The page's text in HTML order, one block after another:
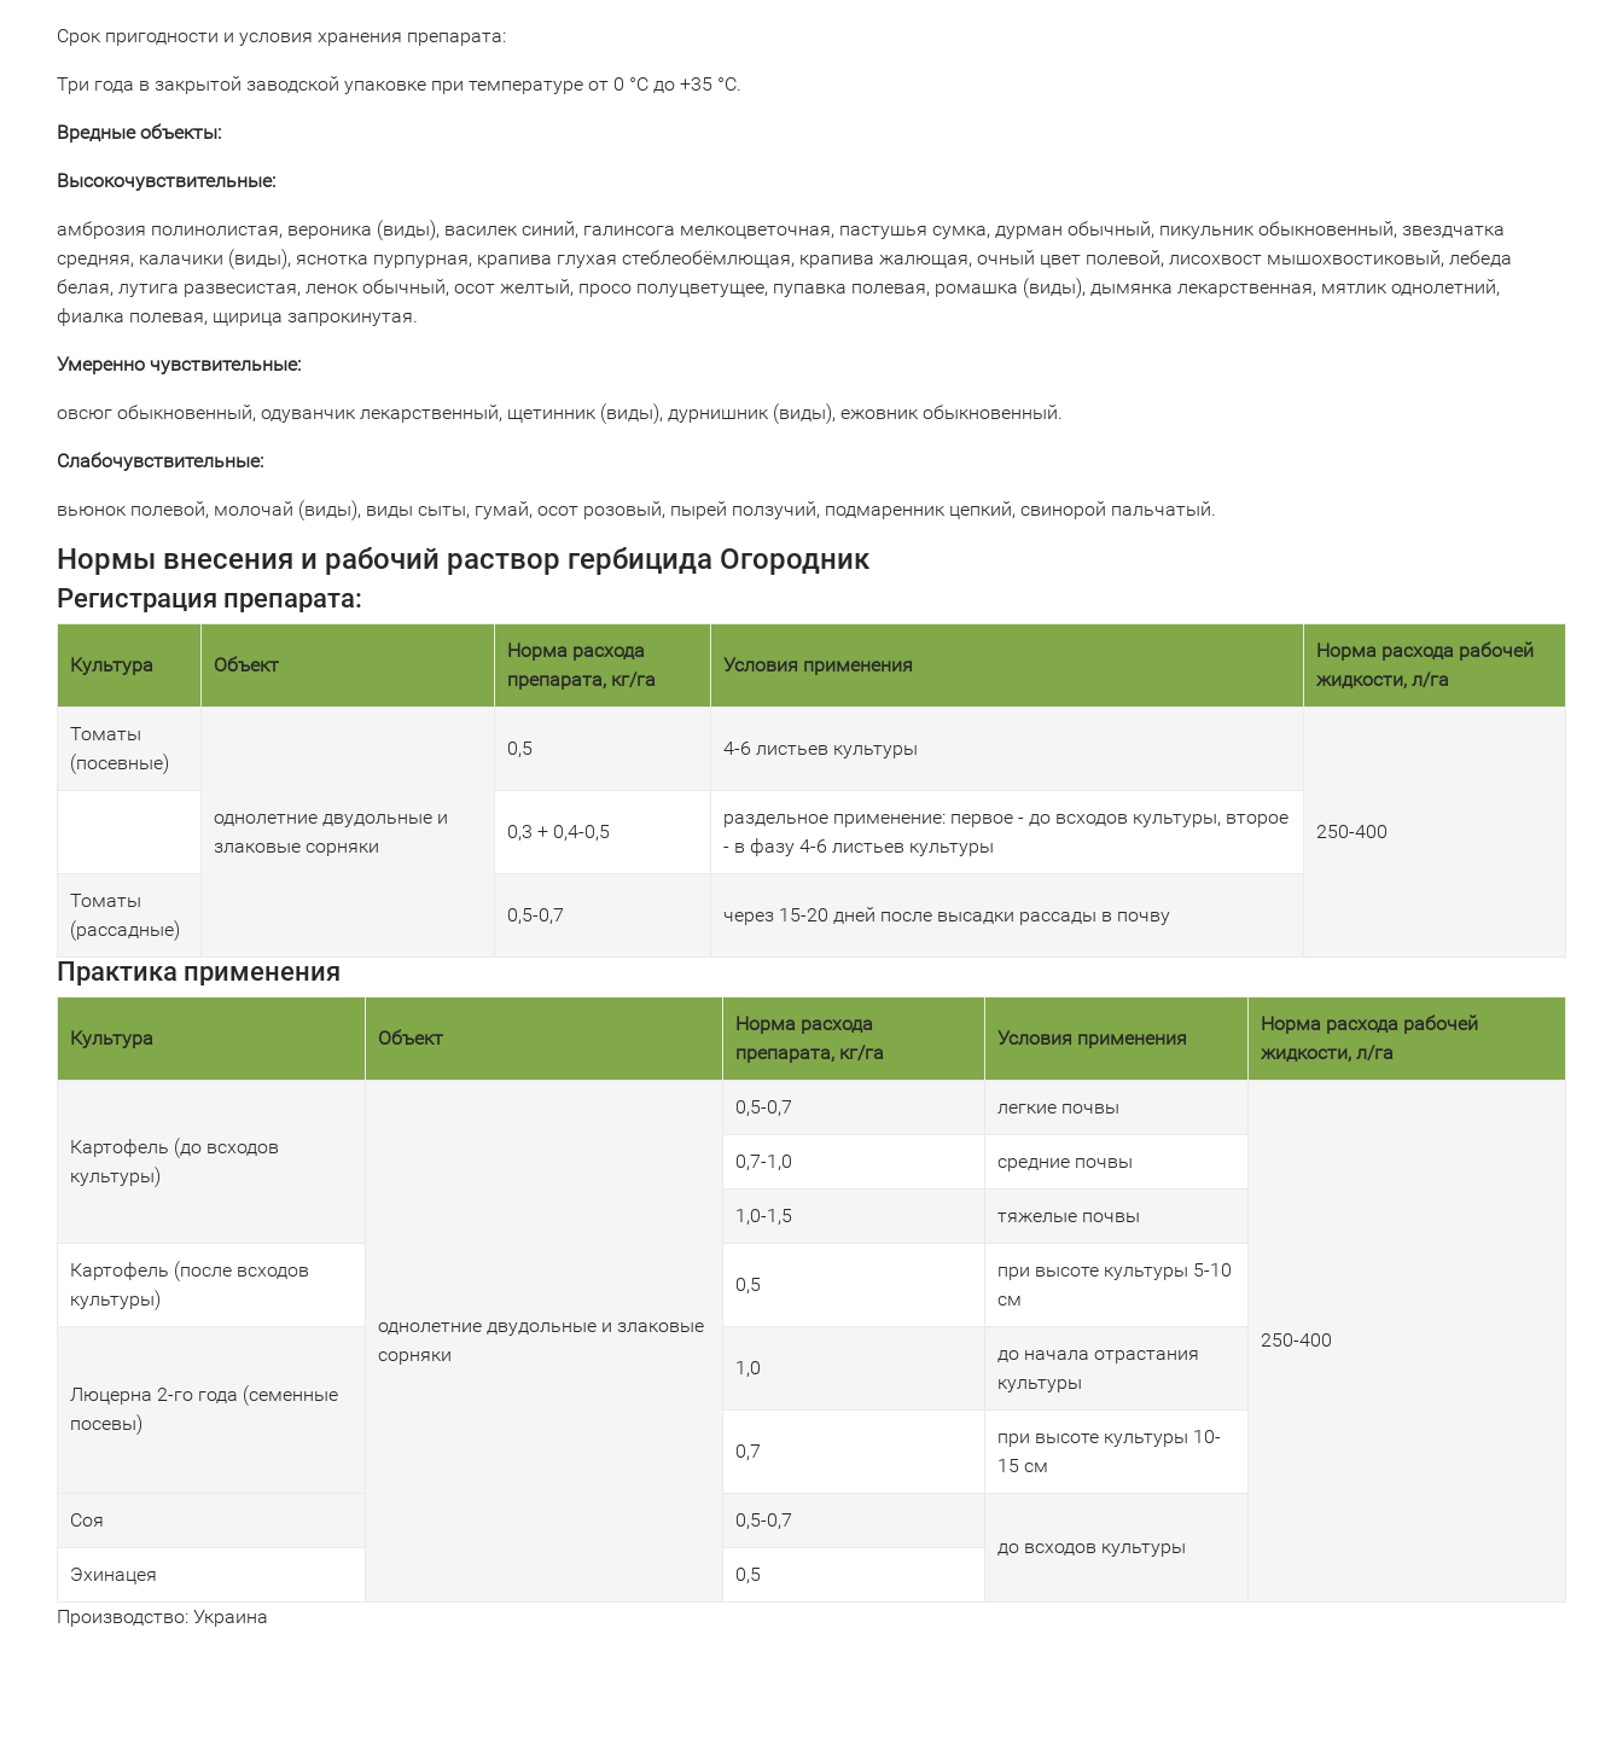
Срок пригодности и условия хранения препарата:
Три года в закрытой заводской упаковке при температуре от 0 °C до +35 °C.
Вредные объекты:
Высокочувствительные:
амброзия полинолистая, вероника (виды), василек синий, галинсога мелкоцветочная, пастушья сумка, дурман обычный, пикульник обыкновенный, звездчатка
средняя, калачики (виды), яснотка пурпурная, крапива глухая стеблеобёмлющая, крапива жалющая, очный цвет полевой, лисохвост мышохвостиковый, лебеда
белая, лутига развесистая, ленок обычный, осот желтый, просо полуцветущее, пупавка полевая, ромашка (виды), дымянка лекарственная, мятлик однолетний,
фиалка полевая, щирица запрокинутая.
Умеренно чувствительные:
овсюг обыкновенный, одуванчик лекарственный, щетинник (виды), дурнишник (виды), ежовник обыкновенный.
Слабочувствительные:
вьюнок полевой, молочай (виды), виды сыты, гумай, осот розовый, пырей ползучий, подмаренник цепкий, свинорой пальчатый.
Нормы внесения и рабочий раствор гербицида Огородник
Регистрация препарата:
Культура Объект
Норма расхода
препарата, кг/га
Условия применения
Норма расхода рабочей
жидкости, л/га
Томаты
(посевные)
однолетние двудольные и
злаковые сорняки
0,5 4-6 листьев культуры
250-400
0,3 + 0,4-0,5
раздельное применение: первое - до всходов культуры, второе
- в фазу 4-6 листьев культуры
Томаты
(рассадные)
0,5-0,7 через 15-20 дней после высадки рассады в почву
Практика применения
Культура Объект
Норма расхода
препарата, кг/га
Условия применения
Норма расхода рабочей
жидкости, л/га
Картофель (до всходов
культуры)
однолетние двудольные и злаковые
сорняки
0,5-0,7 легкие почвы
250-400
0,7-1,0 средние почвы
1,0-1,5 тяжелые почвы
Картофель (после всходов
культуры)
0,5
при высоте культуры 5-10
см
Люцерна 2-го года (семенные
посевы)
1,0
до начала отрастания
культуры
0,7
при высоте культуры 10-
15 см
Соя
0,5-0,7
до всходов культуры
Эхинацея
0,5
Производство: Украина